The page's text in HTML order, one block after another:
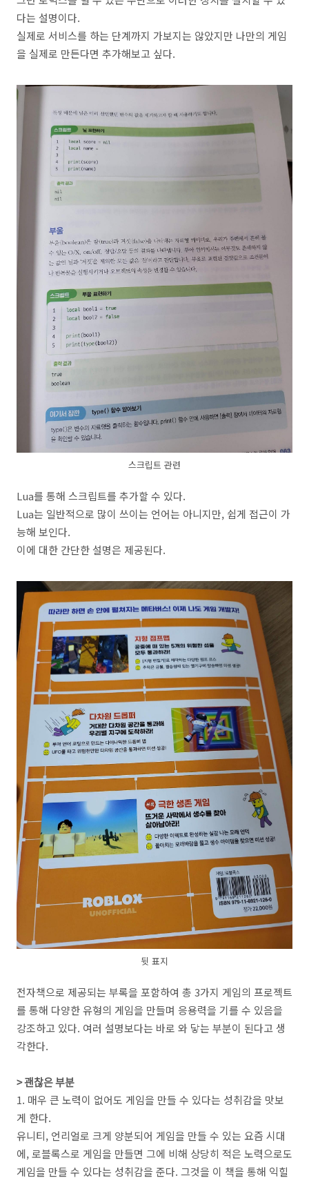
다는 설명이다.
실제로 서비스를 하는 단계까지 가보지는 않았지만 나만의 게임
을 실제로 만든다면 추가해보고 싶다.
스크립트 관련
Lua를 통해 스크립트를 추가할 수 있다.
Lua는 일반적으로 많이 쓰이는 언어는 아니지만, 쉽게 접근이 가
능해 보인다.
이에 대한 간단한 설명은 제공된다.
뒷 표지
전자책으로 제공되는 부록을 포함하여 총 3가지 게임의 프로젝트
를 통해 다양한 유형의 게임을 만들며 응용력을 기를 수 있음을
강조하고 있다. 여러 설명보다는 바로 와 닿는 부분이 된다고 생
각한다.
> 괜찮은 부분
1. 매우 큰 노력이 없어도 게임을 만들 수 있다는 성취감을 맛보
게 한다.
유니티, 언리얼로 크게 양분되어 게임을 만들 수 있는 요즘 시대
에, 로블록스로 게임을 만들면 그에 비해 상당히 적은 노력으로도
게임을 만들 수 있다는 성취감을 준다. 그것을 이 책을 통해 익힐